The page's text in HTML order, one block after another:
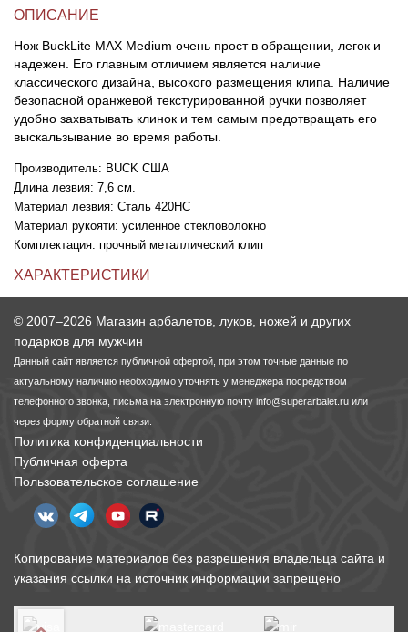
ОПИСАНИЕ
Нож BuckLite MAX Medium очень прост в обращении, легок и
надежен. Его главным отличием является наличие
классического дизайна, высокого размещения клипа. Наличие
безопасной оранжевой текстурированной ручки позволяет
удобно захватывать клинок и тем самым предотвращать его
выскальзывание во время работы.
Производитель: BUCK США
Длина лезвия: 7,6 см.
Материал лезвия: Сталь 420HC
Материал рукояти: усиленное стекловолокно
Комплектация: прочный металлический клип
ХАРАКТЕРИСТИКИ
© 2007–2026 Магазин арбалетов, луков, ножей и других
подарков для мужчин
Данный сайт является публичной офертой, при этом точные данные по
актуальному наличию необходимо уточнять у менеджера посредством
телефонного звонка, письма на электронную почту info@superarbalet.ru или
через форму обратной связи.
Политика конфиденциальности
Публичная оферта
Пользовательское соглашение
Копирование материалов без разрешения владельца сайта и
указания ссылки на источник информации запрещено